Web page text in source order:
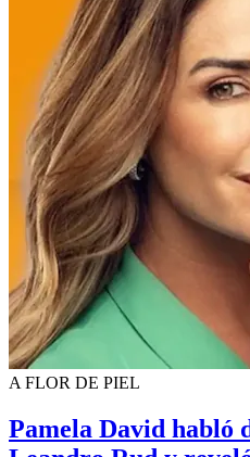
A FLOR DE PIEL
Pamela David habló